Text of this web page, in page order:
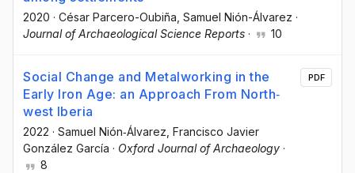
2020 · César Parcero-Oubiña , Samuel Nión-Álvarez ·
Journal of Archaeological Science Reports · 10
Social Change and Metalworking in the
Early Iron Age: an Approach From North‐
west Iberia
2022 · Samuel Nión‐Álvarez , Francisco Javier
González García · Oxford Journal of Archaeology ·
8
PDF